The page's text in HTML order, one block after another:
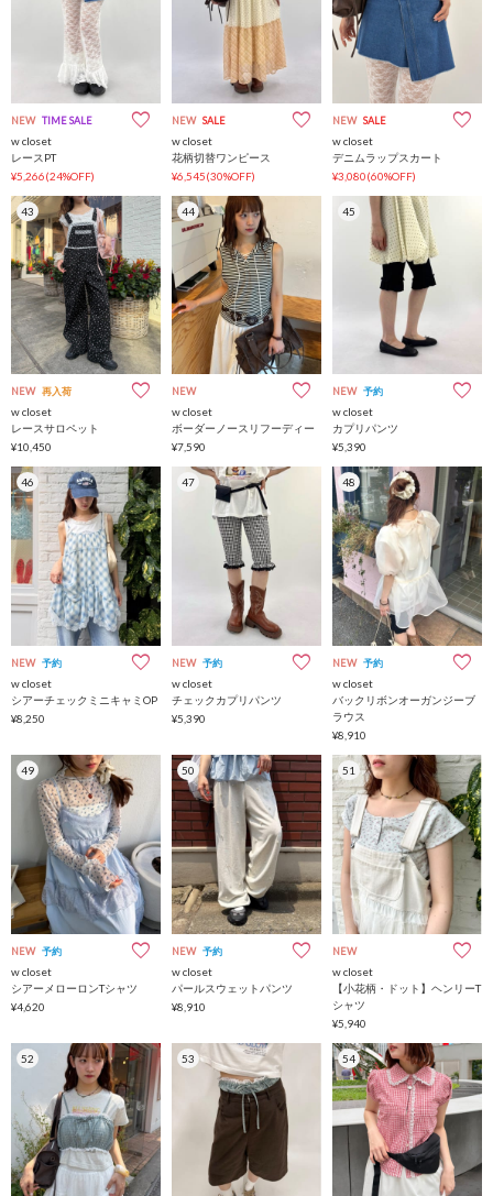
NEW TIME SALE
w closet
レースPT
¥5,266(24%OFF)
NEW SALE
w closet
花柄切替ワンピース
¥6,545(30%OFF)
NEW SALE
w closet
デニムラップスカート
¥3,080(60%OFF)
43
NEW 再入荷
w closet
レースサロペット
¥10,450
44
NEW
w closet
ボーダーノースリフーディー
¥7,590
45
NEW 予約
w closet
カプリパンツ
¥5,390
46
NEW 予約
w closet
シアーチェックミニキャミOP
¥8,250
47
NEW 予約
w closet
チェックカプリパンツ
¥5,390
48
NEW 予約
w closet
バックリボンオーガンジーブ
ラウス
¥8,910
49
NEW 予約
w closet
シアーメローロンTシャツ
¥4,620
50
NEW 予約
w closet
パールスウェットパンツ
¥8,910
51
NEW
w closet
【小花柄・ドット】ヘンリーT
シャツ
¥5,940
52 53 54